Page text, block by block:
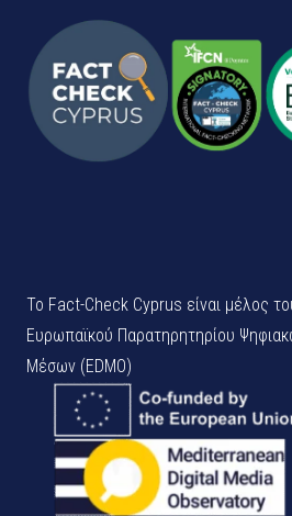
Το Fact-Check Cyprus είναι μέλος
Ευρωπαϊκού Παρατηρητηρίου
Μέσων (EDMO)